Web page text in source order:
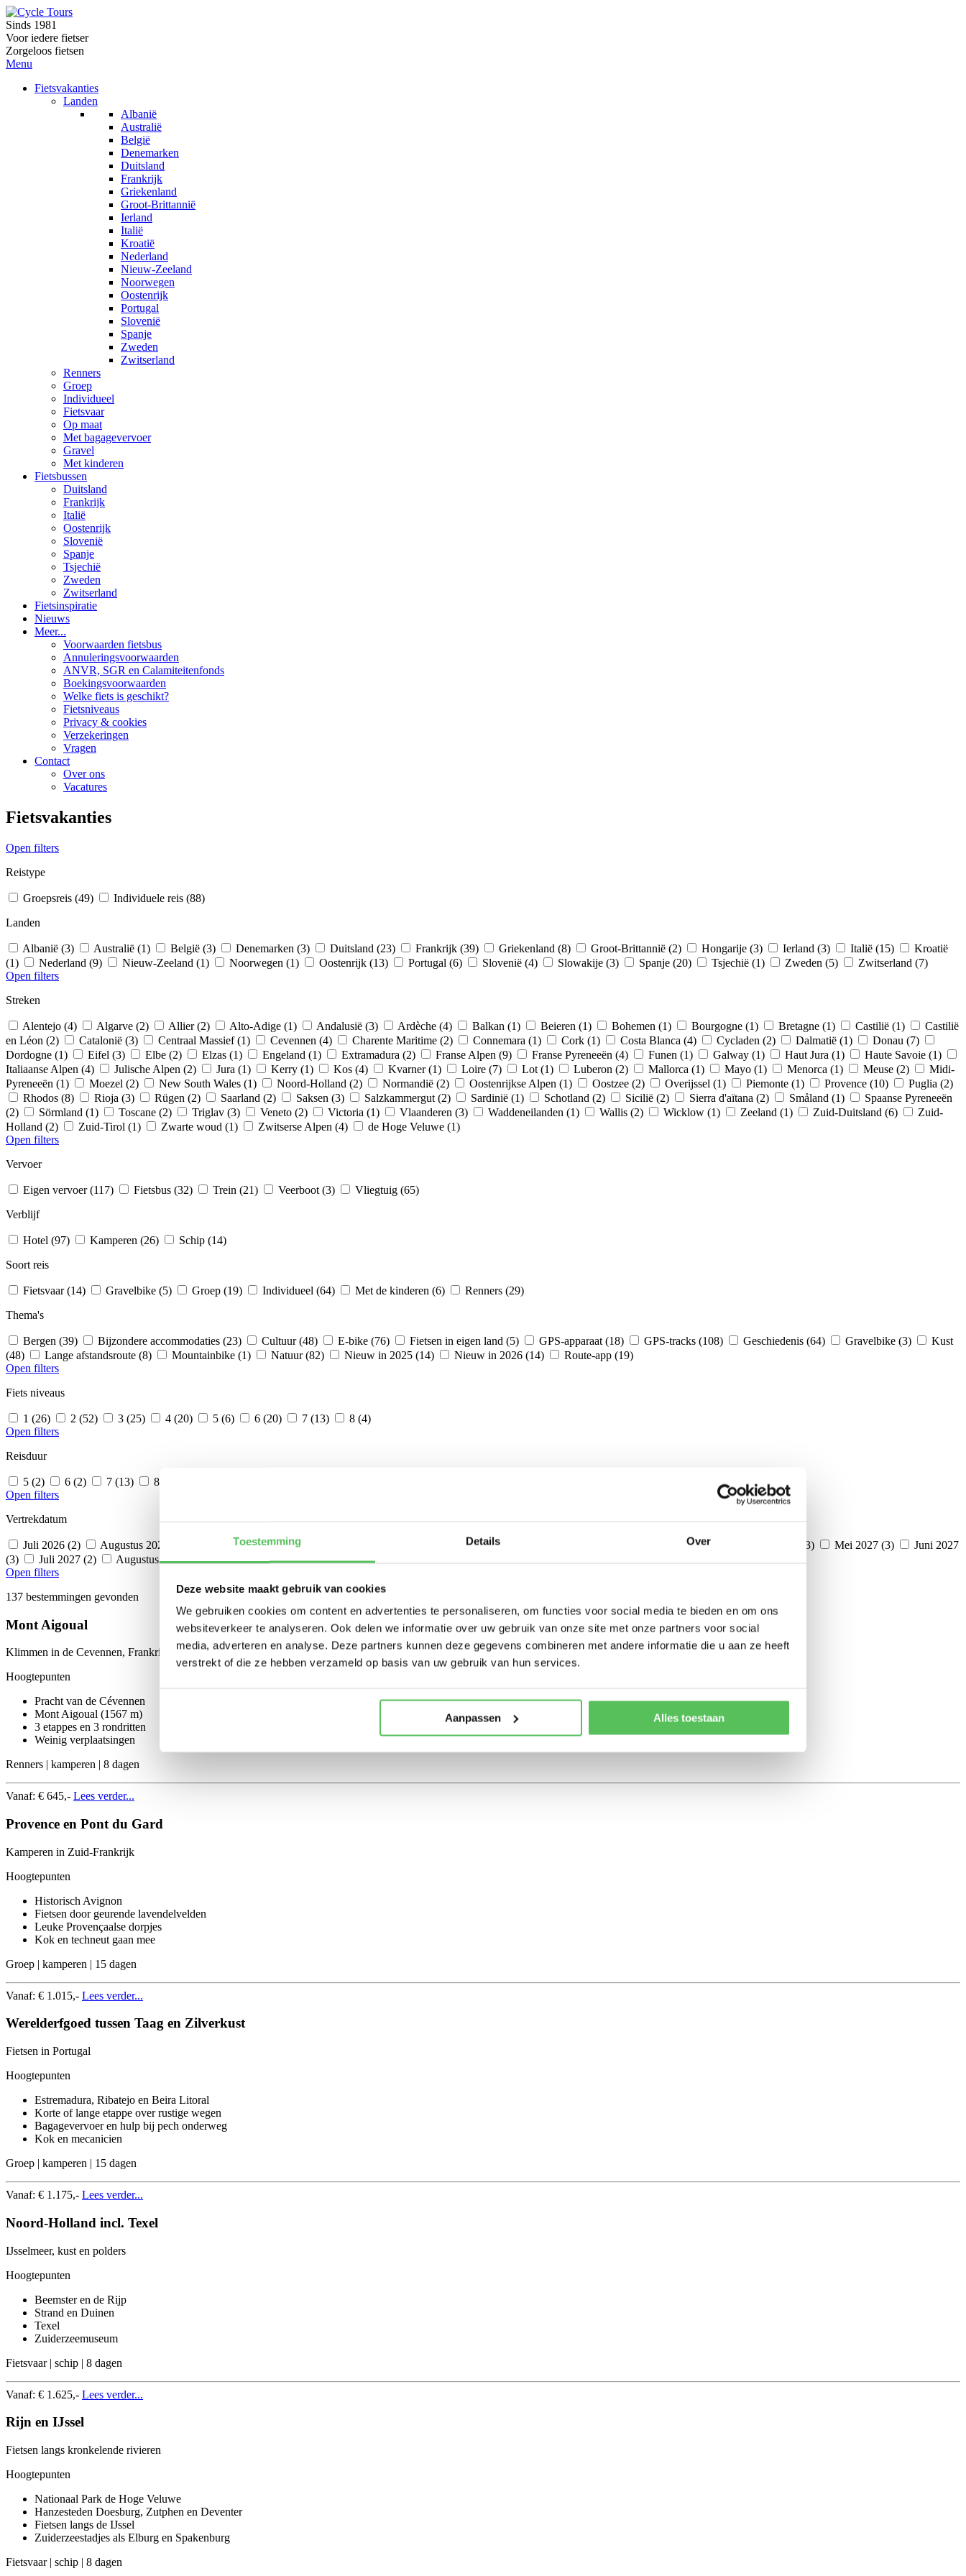
Toestemming Details Over
Deze website maakt gebruik van cookies
We gebruiken cookies om content en advertenties te personaliseren, om functies voor social media te bieden en om ons
websiteverkeer te analyseren. Ook delen we informatie over uw gebruik van onze site met onze partners voor social
media, adverteren en analyse. Deze partners kunnen deze gegevens combineren met andere informatie die u aan ze heeft
verstrekt of die ze hebben verzameld op basis van uw gebruik van hun services.
Aanpassen Alles toestaan
Sinds 1981
Voor iedere fietser
Zorgeloos fietsen
Menu
Fietsvakanties
Landen
Albanië
Australië
België
Denemarken
Duitsland
Frankrijk
Griekenland
Groot-Brittannië
Ierland
Italië
Kroatië
Nederland
Nieuw-Zeeland
Noorwegen
Oostenrijk
Portugal
Slovenië
Spanje
Zweden
Zwitserland
Renners
Groep
Individueel
Fietsvaar
Op maat
Met bagagevervoer
Gravel
Met kinderen
Fietsbussen
Duitsland
Frankrijk
Italië
Oostenrijk
Slovenië
Spanje
Tsjechië
Zweden
Zwitserland
Fietsinspiratie
Nieuws
Meer...
Voorwaarden fietsbus
Annuleringsvoorwaarden
ANVR, SGR en Calamiteitenfonds
Boekingsvoorwaarden
Welke fiets is geschikt?
Fietsniveaus
Privacy & cookies
Verzekeringen
Vragen
Contact
Over ons
Vacatures
Fietsvakanties
Open filters
Reistype
Groepsreis (49)
Individuele reis (88)
Landen
Albanië (3) Australië (1) België (3) Denemarken (3) Duitsland (23) Frankrijk (39) Griekenland (8) Groot-Brittannië (2) Hongarije (3) Ierland (3) Italië (15)
Kroatië
(1)
Nederland (9) Nieuw-Zeeland (1) Noorwegen (1) Oostenrijk (13) Portugal (6) Slovenië (4) Slowakije (3) Spanje (20) Tsjechië (1) Zweden (5)
Zwitserland (7)
Open filters
Streken
Alentejo (4) Algarve (2) Allier (2) Alto-Adige (1) Andalusië (3) Ardèche (4) Balkan (1) Beieren (1) Bohemen (1) Bourgogne (1) Bretagne (1) Castilië (1)
Castilië
en Léon (2)
Catalonië (3) Centraal Massief (1) Cevennen (4) Charente Maritime (2) Connemara (1) Cork (1) Costa Blanca (4) Cycladen (2) Dalmatië (1)
Donau (7)
Dordogne (1)
Eifel (3) Elbe (2) Elzas (1) Engeland (1) Extramadura (2) Franse Alpen (9) Franse Pyreneeën (4) Funen (1) Galway (1) Haut Jura (1)
Haute Savoie (1)
Italiaanse Alpen (4)
Julische Alpen (2) Jura (1) Kerry (1) Kos (4) Kvarner (1) Loire (7) Lot (1) Luberon (2) Mallorca (1) Mayo (1) Menorca (1) Meuse (2)
Midi-
Pyreneeën (1)
Moezel (2) New South Wales (1) Noord-Holland (2) Normandië (2) Oostenrijkse Alpen (1) Oostzee (2) Overijssel (1) Piemonte (1) Provence (10)
Puglia (2)
Rhodos (8)
Rioja (3) Rügen (2) Saarland (2) Saksen (3) Salzkammergut (2) Sardinië (1) Schotland (2) Sicilië (2) Sierra d'aïtana (2) Småland (1)
Spaanse Pyreneeën
(2)
Sörmland (1) Toscane (2) Triglav (3) Veneto (2) Victoria (1) Vlaanderen (3) Waddeneilanden (1) Wallis (2) Wicklow (1) Zeeland (1) Zuid-Duitsland (6)
Zuid-
Holland (2)
Zuid-Tirol (1) Zwarte woud (1) Zwitserse Alpen (4)
de Hoge Veluwe (1)
Open filters
Vervoer
Eigen vervoer (117) Fietsbus (32) Trein (21) Veerboot (3)
Vliegtuig (65)
Verblijf
Hotel (97) Kamperen (26)
Schip (14)
Soort reis
Fietsvaar (14) Gravelbike (5) Groep (19) Individueel (64) Met de kinderen (6)
Renners (29)
Thema's
Bergen (39) Bijzondere accommodaties (23) Cultuur (48) E-bike (76) Fietsen in eigen land (5) GPS-apparaat (18) GPS-tracks (108) Geschiedenis (64) Gravelbike (3)
Kust
(48)
Lange afstandsroute (8) Mountainbike (1) Natuur (82) Nieuw in 2025 (14) Nieuw in 2026 (14)
Route-app (19)
Open filters
Fiets niveaus
1 (26) 2 (52) 3 (25) 4 (20) 5 (6) 6 (20) 7 (13)
8 (4)
Open filters
Reisduur
5 (2) 6 (2) 7 (13) 8 (77)
Open filters
Vertrekdatum
Juli 2026 (2) Augustus 2026 (76) September 2026 (86) November 2026 (13) Januari 2027 (2) April 2027 (3) Mei 2027 (3)
Juni 2027
(3)
Juli 2027 (2) Augustus 2027 (2) September 2027 (2)
Oktober 2027 (1)
Open filters
137 bestemmingen gevonden
Mont Aigoual
Klimmen in de Cevennen, Frankrijk
Hoogtepunten
Pracht van de Cévennen
Mont Aigoual (1567 m)
3 etappes en 3 rondritten
Weinig verplaatsingen
Renners | kamperen | 8 dagen
Vanaf: € 645,- Lees verder...
Provence en Pont du Gard
Kamperen in Zuid-Frankrijk
Hoogtepunten
Historisch Avignon
Fietsen door geurende lavendelvelden
Leuke Provençaalse dorpjes
Kok en techneut gaan mee
Groep | kamperen | 15 dagen
Vanaf: € 1.015,- Lees verder...
Werelderfgoed tussen Taag en Zilverkust
Fietsen in Portugal
Hoogtepunten
Estremadura, Ribatejo en Beira Litoral
Korte of lange etappe over rustige wegen
Bagagevervoer en hulp bij pech onderweg
Kok en mecanicien
Groep | kamperen | 15 dagen
Vanaf: € 1.175,- Lees verder...
Noord-Holland incl. Texel
IJsselmeer, kust en polders
Hoogtepunten
Beemster en de Rijp
Strand en Duinen
Texel
Zuiderzeemuseum
Fietsvaar | schip | 8 dagen
Vanaf: € 1.625,- Lees verder...
Rijn en IJssel
Fietsen langs kronkelende rivieren
Hoogtepunten
Nationaal Park de Hoge Veluwe
Hanzesteden Doesburg, Zutphen en Deventer
Fietsen langs de IJssel
Zuiderzeestadjes als Elburg en Spakenburg
Fietsvaar | schip | 8 dagen